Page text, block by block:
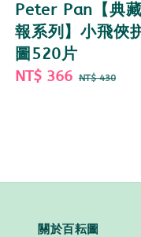
Peter Pan【典
報系列】小飛俠
圖520片
Sale
NT$ 366 Regular
NT$ 430
關於百耘圖